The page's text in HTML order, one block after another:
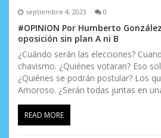
septiembre 4, 2023 0
#OPINION Por Humberto
oposición sin plan A ni B
¿Cuándo serán las elecciones?
chavismo. ¿Quiénes votaran? Eso
¿Quiénes se podrán postular? Los
Amoroso. ¿Serán todas juntas en
READ MORE